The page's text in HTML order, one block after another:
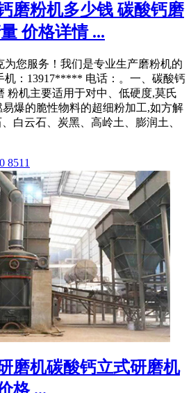
磨粉机多少钱 碳酸钙磨
价格详情 ...
为您服务！我们是专业生产磨粉机的
机：13917***** 电话：。一、碳酸钙
粉机主要适用于对中、低硬度,莫氏
爆的脆性物料的超细粉加工,如方解
白云石、炭黑、高岭土、膨润土、
8511
磨机碳酸钙立式研磨机